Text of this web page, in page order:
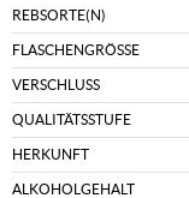
REBSORTE(N)
FLASCHENGRÖSSE
VERSCHLUSS
QUALITÄTSSTUFE
HERKUNFT
ALKOHOLGEHALT